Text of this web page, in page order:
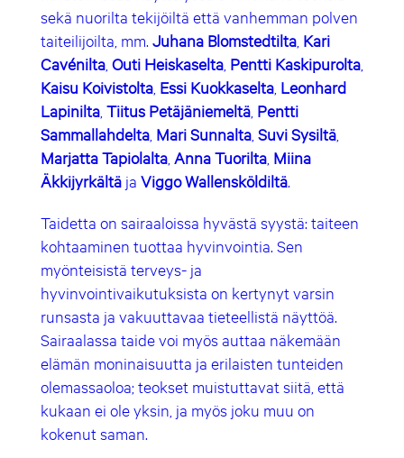
sekä nuorilta tekijöiltä että vanhemman polven
taiteilijoilta, mm. Juhana Blomstedtilta, Kari
Cavénilta, Outi Heiskaselta, Pentti Kaskipurolta,
Kaisu Koivistolta, Essi Kuokkaselta, Leonhard
Lapinilta, Tiitus Petäjäniemeltä, Pentti
Sammallahdelta, Mari Sunnalta, Suvi Sysiltä,
Marjatta Tapiolalta, Anna Tuorilta, Miina
Äkkijyrkältäja ViggoWallensköldiltä.
Taidetta on sairaaloissa hyvästä syystä: taiteen
kohtaaminen tuottaa hyvinvointia. Sen
myönteisistä terveys- ja
hyvinvointivaikutuksista on kertynyt varsin
runsasta ja vakuuttavaa tieteellistä näyttöä.
Sairaalassa taide voi myös auttaa näkemään
elämän moninaisuutta ja erilaisten tunteiden
olemassaoloa; teokset muistuttavat siitä, että
kukaan ei ole yksin, ja myös joku muu on
kokenut saman.